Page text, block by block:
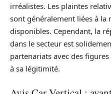
irréalistes. Les plaintes
sont généralement liées à la
disponibles. Cependant, la
dans le secteur est
partenariats avec des
à sa légitimité.